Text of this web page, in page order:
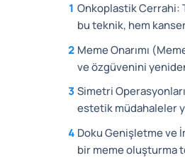
Onkoplastik Cerrahi:
bu teknik, hem
Meme Onarımı
ve özgüvenini
Simetri
estetik müdahaleler
Doku Genişletme ve
bir meme oluşturma